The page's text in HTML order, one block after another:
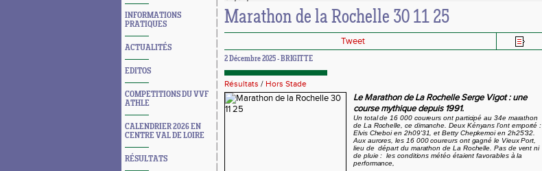
INFORMATIONS
PRATIQUES
ACTUALITÉS
EDITOS
COMPETITIONS DU VVF
ATHLE
CALENDRIER 2026 EN
CENTRE VAL DE LOIRE
RÉSULTATS
Marathon de la Rochelle 30 11 25
Tweet
2 Décembre 2025 - BRIGITTE
Résultats / Hors Stade
Le Marathon de La Rochelle Serge Vigot : une
course mythique depuis 1991.
Un total de 16 000 coureurs ont participé au 34e marathon
de La Rochelle, ce dimanche. Deux Kényans l'ont emporté :
Elvis Cheboi en 2h09'31, et Betty Chepkemoi en 2h25'32.
Aux aurores, les 16 000 coureurs ont gagné le Vieux Port,
lieu dedépart du marathon de La Rochelle. Pas de vent ni
de pluie :les conditions météo étaient favorables à la
performance,